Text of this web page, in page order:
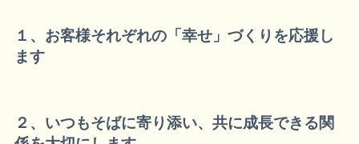
１、お客様それぞれの「幸せ」づくりを応援し
ます
２、いつもそばに寄り添い、共に成長できる関